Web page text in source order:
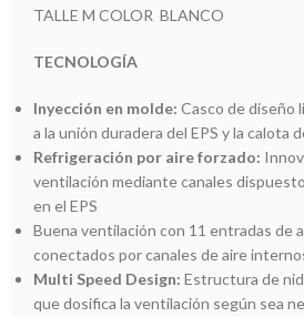
TALLE M COLOR BLANCO
TECNOLOGÍA
Inyección en molde: Casco de diseño
a la unión duradera del EPS y la calota
Refrigeración por aire forzado:
ventilación mediante canales
en el EPS
Buena ventilación con 11 entradas de
conectados por canales de aire
Multi Speed Design: Estructura de
que dosifica la ventilación según sea